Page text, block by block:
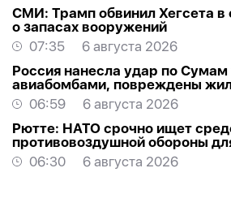
СМИ: Трамп обвинил Хегсета в
о запасах вооружений
07:35
6 августа 2026
Россия нанесла удар по
авиабомбами, повреждены
торговый центр
06:59
6 августа 2026
Рютте: НАТО срочно ищет
противовоздушной обороны
06:30
6 августа 2026